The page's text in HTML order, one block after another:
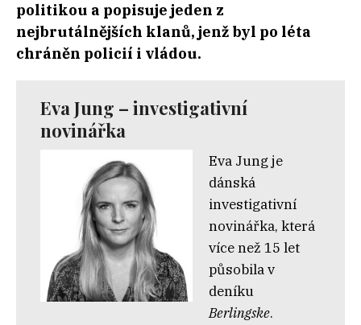
politikou a popisuje jeden z
nejbrutálnějších klanů, jenž byl po léta
chráněn policií i vládou.
Eva Jung – investigativní
novinářka
Eva Jung je
dánská
investigativní
novinářka, která
více než 15 let
působila v
deníku
Berlingske.